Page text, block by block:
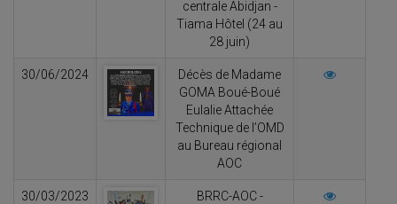
centrale Abidjan -
Tiama Hôtel (24 au
28 juin)
30/06/2024
Décès de Madame
GOMA Boué-Boué
Eulalie Attachée
Technique de l’OMD
au Bureau régional
AOC
30/03/2023
BRRC-AOC -